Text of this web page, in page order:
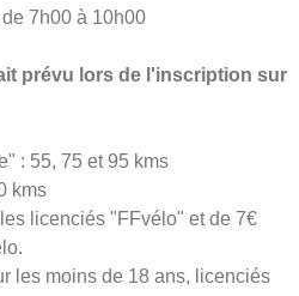
7h00 à 10h00
prévu lors de l'inscription sur
: 55, 75 et 95 kms
kms
licenciés "FFvélo" et de 7€
les moins de 18 ans, licenciés